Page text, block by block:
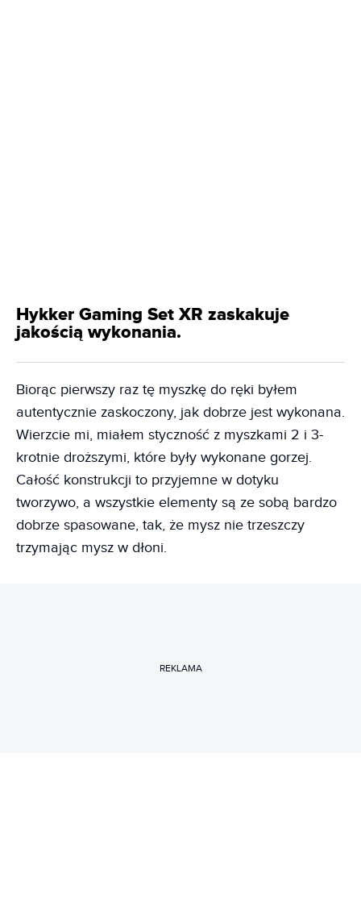
Hykker Gaming Set XR zaskakuje
jakością wykonania.
Biorąc pierwszy raz tę myszkę do ręki byłem
autentycznie zaskoczony, jak dobrze jest wykonana.
Wierzcie mi, miałem styczność z myszkami 2 i 3-
krotnie droższymi, które były wykonane gorzej.
Całość konstrukcji to przyjemne w dotyku
tworzywo, a wszystkie elementy są ze sobą bardzo
dobrze spasowane, tak, że mysz nie trzeszczy
trzymając mysz w dłoni.
REKLAMA